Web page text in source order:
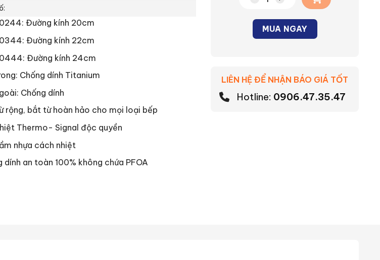
Đường kính 20cm
Đường kính 22cm
Đường kính 24cm
Chống dính Titanium
Chống dính
rộng, bắt từ hoàn hảo cho mọi loại bếp
Thermo- Signal độc quyền
nhựa cách nhiệt
dính an toàn 100% không chứa PFOA
Chảo chiên đúc nguyên khối Tefal
MUA NGAY
LIÊN HỆ ĐỂ NHẬN BÁO GIÁ TỐT
Hotline: 0906.47.35.47